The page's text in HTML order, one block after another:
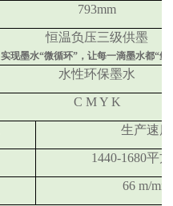
793mm
恒温负压三级供墨
实现墨水“微循环”，让每一滴墨水都“鲜
水性环保墨水
C M Y K
生产速度
1440-1680平
66 m/min